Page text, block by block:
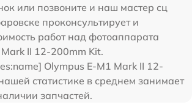
или позвоните и наш мастер сц
проконсультирует и
работ над фотоаппарата
Mark II 12-200mm Kit.
Olympus E‑M1 Mark II 12-
статистике в среднем занимает
запчастей.